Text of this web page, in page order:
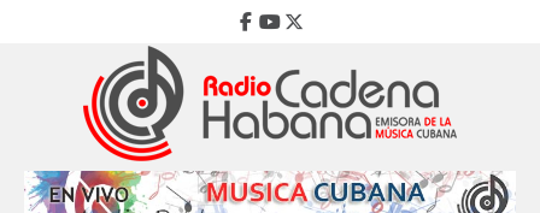
Facebook
Youtube
Twitter
Radio Cadena Habana
Emisora de la Música Cubana